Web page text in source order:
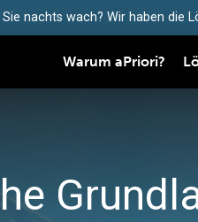
nachts wach? Wir haben die
Warum aPriori?